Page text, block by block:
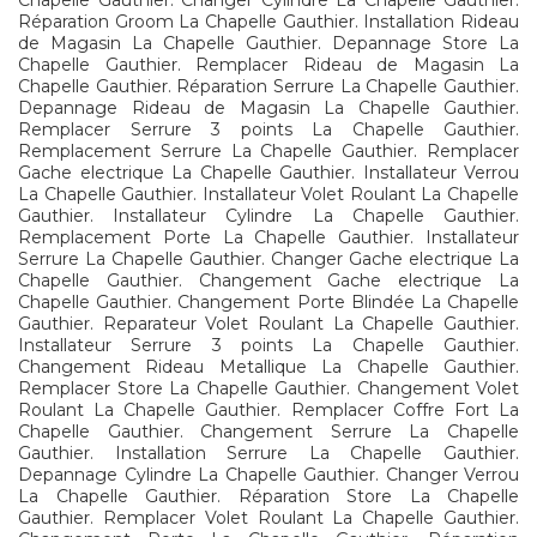
Réparation Groom La Chapelle Gauthier. Installation Rideau
de Magasin La Chapelle Gauthier. Depannage Store La
Chapelle Gauthier. Remplacer Rideau de Magasin La
Chapelle Gauthier. Réparation Serrure La Chapelle Gauthier.
Depannage Rideau de Magasin La Chapelle Gauthier.
Remplacer Serrure 3 points La Chapelle Gauthier.
Remplacement Serrure La Chapelle Gauthier. Remplacer
Gache electrique La Chapelle Gauthier. Installateur Verrou
La Chapelle Gauthier. Installateur Volet Roulant La Chapelle
Gauthier. Installateur Cylindre La Chapelle Gauthier.
Remplacement Porte La Chapelle Gauthier. Installateur
Serrure La Chapelle Gauthier. Changer Gache electrique La
Chapelle Gauthier. Changement Gache electrique La
Chapelle Gauthier. Changement Porte Blindée La Chapelle
Gauthier. Reparateur Volet Roulant La Chapelle Gauthier.
Installateur Serrure 3 points La Chapelle Gauthier.
Changement Rideau Metallique La Chapelle Gauthier.
Remplacer Store La Chapelle Gauthier. Changement Volet
Roulant La Chapelle Gauthier. Remplacer Coffre Fort La
Chapelle Gauthier. Changement Serrure La Chapelle
Gauthier. Installation Serrure La Chapelle Gauthier.
Depannage Cylindre La Chapelle Gauthier. Changer Verrou
La Chapelle Gauthier. Réparation Store La Chapelle
Gauthier. Remplacer Volet Roulant La Chapelle Gauthier.